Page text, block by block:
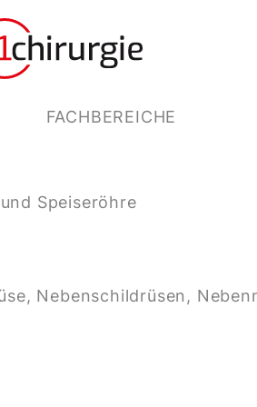
FACHBEREICHE
Speiseröhre
Nebenschildrüsen,